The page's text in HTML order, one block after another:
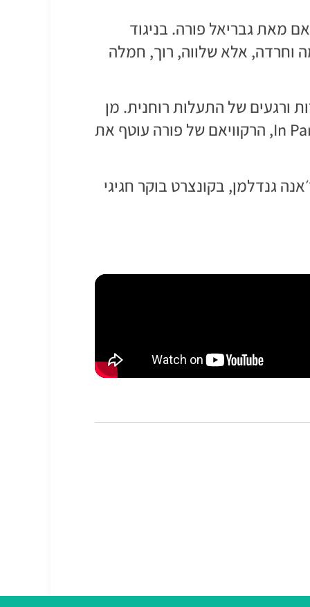
מאת גבריאל פורה. בניגוד
וחרדה, אלא שלווה, רוך, חמלה
ורגעים של התעלות רוחנית. מן
הפתיחה המאופקת ועד לפרקי השיא המוכרים והאהובים, בהם ה־Pie Jesu וה־In Paradisum, הרקוויאם של פורה עוטף את
גנדלמן, בקונצרט בוקר חגיגי